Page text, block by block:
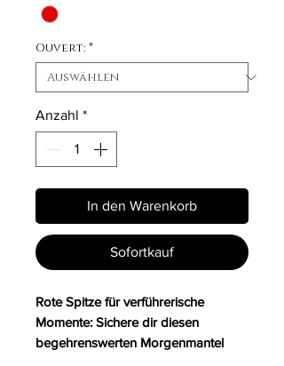
Ouvert: *
Anzahl *
In den Warenkorb
Sofortkauf
Rote Spitze für verführerische
Momente: Sichere dir diesen
begehrenswerten Morgenmantel